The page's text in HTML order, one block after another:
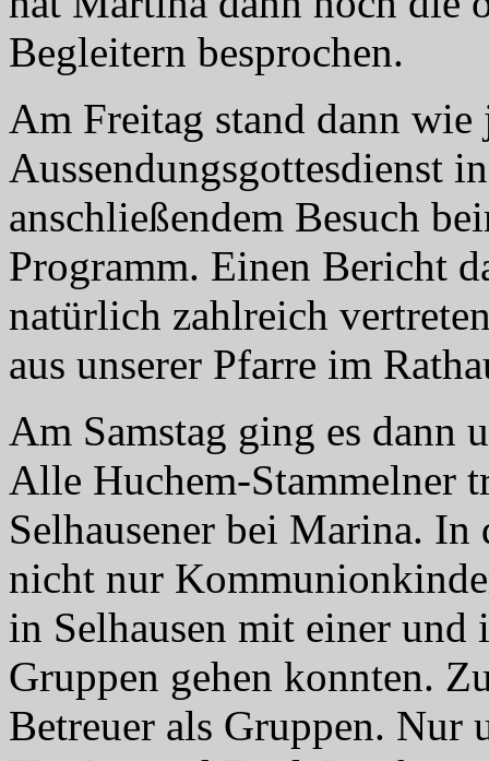
Begleitern besprochen.
Am Freitag stand dann wie
Aussendungsgottesdienst
anschließendem Besuch
Programm. Einen Bericht
natürlich zahlreich
aus unserer Pfarre im
Am Samstag ging es dann
Alle Huchem-Stammelner
Selhausener bei Marina. In
nicht nur
in Selhausen mit einer und
Gruppen gehen konnten.
Betreuer als Gruppen. Nur